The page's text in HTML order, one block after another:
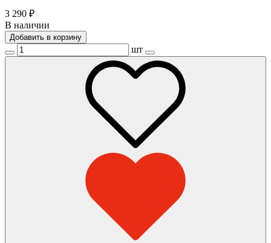
3 290 ₽
В наличии
Добавить в корзину
шт